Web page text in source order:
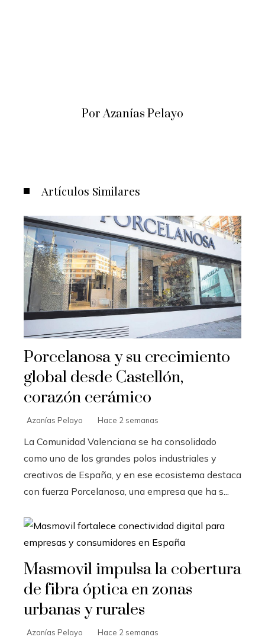
Por Azanías Pelayo
Artículos Similares
Porcelanosa y su crecimiento
global desde Castellón,
corazón cerámico
Azanías Pelayo Hace 2 semanas
La Comunidad Valenciana se ha consolidado
como uno de los grandes polos industriales y
creativos de España, y en ese ecosistema destaca
con fuerza Porcelanosa, una empresa que ha s...
Masmovil impulsa la cobertura
de fibra óptica en zonas
urbanas y rurales
Azanías Pelayo Hace 2 semanas